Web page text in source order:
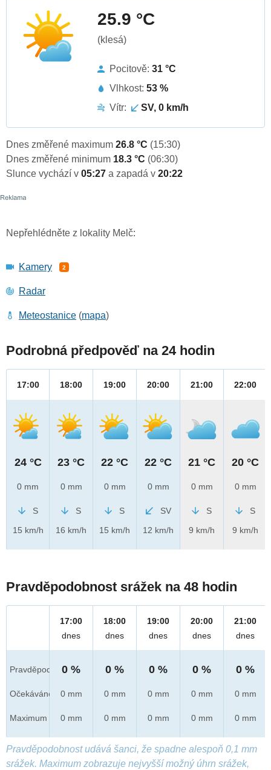
25.9 °C
(klesá)
Pocitově: 31 °C
Vlhkost: 53 %
Vítr:
SV, 0 km/h
Dnes změřené maximum 26.8 °C (15:30)
Dnes změřené minimum 18.3 °C (06:30)
Slunce vychází v 05:27 a zapadá v 20:22
Nepřehlédněte z lokality Melč:
Kamery 2
Radar
Meteostanice (mapa)
Podrobná předpověď na 24 hodin
17:00
24 °C
0 mm
S
15 km/h
18:00
23 °C
0 mm
S
16 km/h
19:00
22 °C
0 mm
S
15 km/h
20:00
22 °C
0 mm
SV
12 km/h
21:00
21 °C
0 mm
S
9 km/h
22:00
20 °C
0 mm
S
9 km/h
Pravděpodobnost srážek na 48 hodin
Pravděpod.
Očekáváno
Maximum
17:00
dnes
0 %
0 mm
0 mm
18:00
dnes
0 %
0 mm
0 mm
19:00
dnes
0 %
0 mm
0 mm
20:00
dnes
0 %
0 mm
0 mm
21:00
dnes
0 %
0 mm
0 mm
Pravděpodobnost udává šanci, že spadne alespoň 0,1 mm
srážek. Maximum zobrazuje nejvyšší možný úhrn srážek,